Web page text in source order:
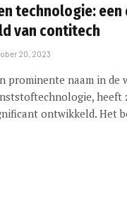
technologie: een
van contitech
20, 2023
prominente naam in de
heeft
ontwikkeld. Het